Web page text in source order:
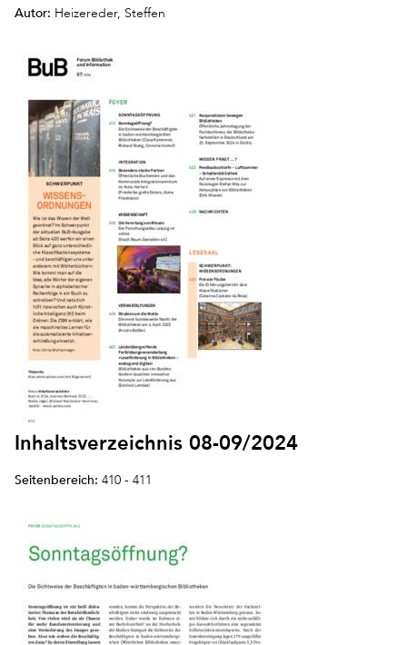
Autor: Heizereder, Steffen
Inhaltsverzeichnis 08-09/2024
Seitenbereich: 410 - 411